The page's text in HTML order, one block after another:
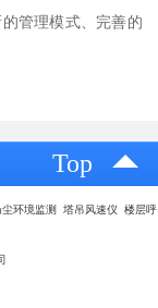
管理模式、完善的
Top
环境监测 塔吊风速仪 楼层呼